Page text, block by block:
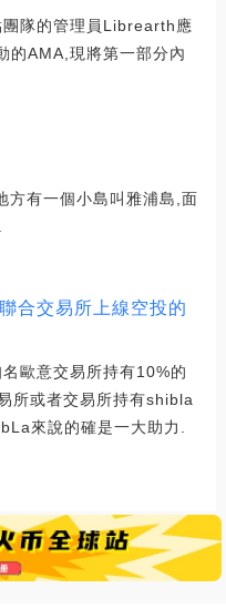
隊的管理員Librearth應
的AMA,現將第一部分內
方有一個小島叫雅浦島,面
合交易所上線空投的
歐意交易所持有10%的
所或者交易所持有shibla
來說的確是一大助力.